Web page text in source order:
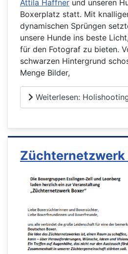
Attila Haffner und unseren
Boxerplatz statt. Mit
dynamischen Sprüngen
unsere Hunde ins beste
für den Fotograf zu bieten.
schwarzen Hintergrund
Menge Bilder,
Weiterlesen: